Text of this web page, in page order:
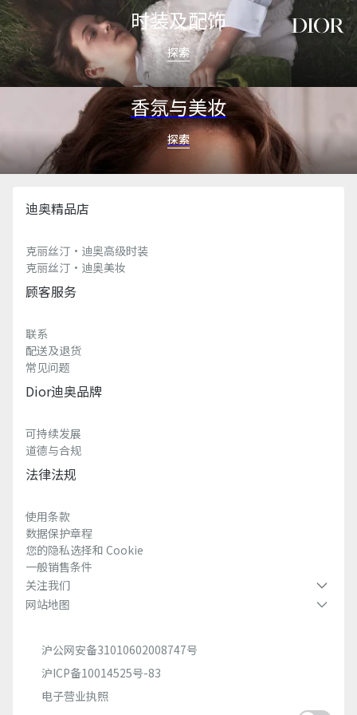
aria_goToMenu
aria_goToContent 时装及配饰
探索
香氛与美妆
探索
迪奥精品店
克丽丝汀·迪奥高级时装
克丽丝汀·迪奥美妆
顾客服务
联系
配送及退货
常见问题
Dior迪奥品牌
可持续发展
道德与合规
法律法规
使用条款
数据保护章程
您的隐私选择和 Cookie
一般销售条件
关注我们
网站地图
沪公网安备31010602008747号
沪ICP备10014525号-83
电子营业执照